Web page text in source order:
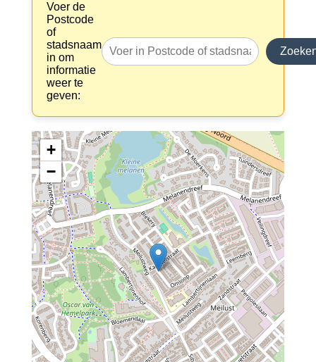
Voer de
Postcode
of
stadsnaam
in om
informatie
weer te
geven:
+
−